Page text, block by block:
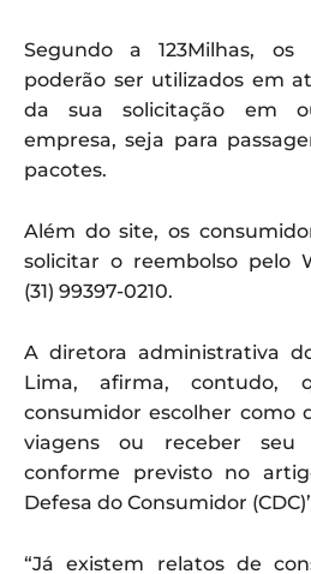
Segundo a 123Milhas, os
poderão ser utilizados em
da sua solicitação em
empresa, seja para
pacotes.
Além do site, os
solicitar o reembolso pelo
(31) 99397-0210.
A diretora administrativa
Lima, afirma, contudo,
consumidor escolher como
viagens ou receber seu
conforme previsto no
Defesa do Consumidor
“Já existem relatos de